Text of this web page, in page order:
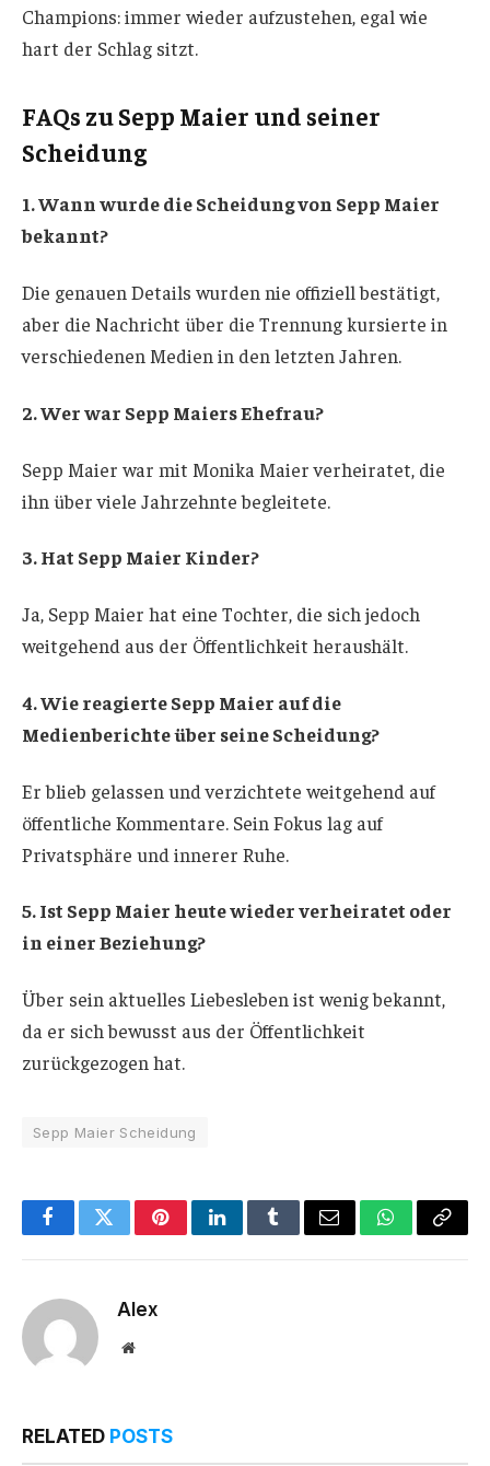
Champions: immer wieder aufzustehen, egal wie
hart der Schlag sitzt.
FAQs zu Sepp Maier und seiner
Scheidung
1. Wann wurde die Scheidung von Sepp Maier
bekannt?
Die genauen Details wurden nie offiziell bestätigt,
aber die Nachricht über die Trennung kursierte in
verschiedenen Medien in den letzten Jahren.
2. Wer war Sepp Maiers Ehefrau?
Sepp Maier war mit Monika Maier verheiratet, die
ihn über viele Jahrzehnte begleitete.
3. Hat Sepp Maier Kinder?
Ja, Sepp Maier hat eine Tochter, die sich jedoch
weitgehend aus der Öffentlichkeit heraushält.
4. Wie reagierte Sepp Maier auf die
Medienberichte über seine Scheidung?
Er blieb gelassen und verzichtete weitgehend auf
öffentliche Kommentare. Sein Fokus lag auf
Privatsphäre und innerer Ruhe.
5. Ist Sepp Maier heute wieder verheiratet oder
in einer Beziehung?
Über sein aktuelles Liebesleben ist wenig bekannt,
da er sich bewusst aus der Öffentlichkeit
zurückgezogen hat.
Sepp Maier Scheidung
FacebookTwitterPinterestLinkedInTumblrEmail WhatsApp
Copy
Alex
Website
RELATED POSTS